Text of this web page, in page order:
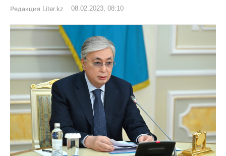
Редакция Liter.kz 08.02.2023, 08:10